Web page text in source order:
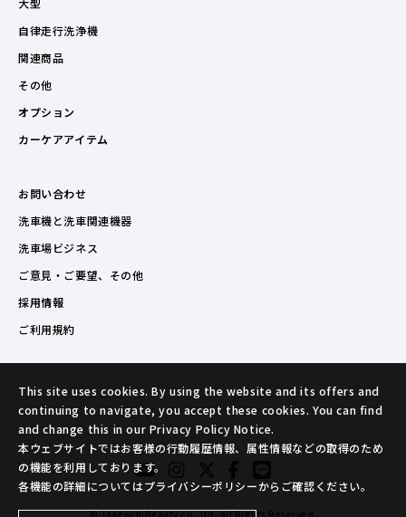
大型
自律走行洗浄機
関連商品
その他
オプション
カーケアアイテム
お問い合わせ
洗車機と洗車関連機器
洗車場ビジネス
ご意見・ご要望、その他
採用情報
ご利用規約
© TakeuchiBeauty co.,ltd. All Rights Reserved.
This site uses cookies. By using the website and its offers and
continuing to navigate, you accept these cookies. You can find
and change this in our Privacy Policy Notice.
本ウェブサイトではお客様の行動履歴情報、属性情報などの取得のため
の機能を利用しております。
各機能の詳細についてはプライバシーポリシーからご確認ください。